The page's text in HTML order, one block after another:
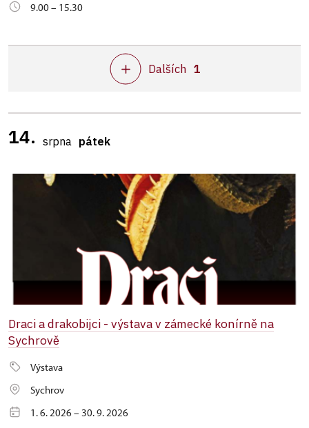
9.00 – 15.30
Dalších 1
14. srpna pátek
Draci a drakobijci - výstava v zámecké konírně na
Sychrově
Výstava
Sychrov
1. 6. 2026 – 30. 9. 2026